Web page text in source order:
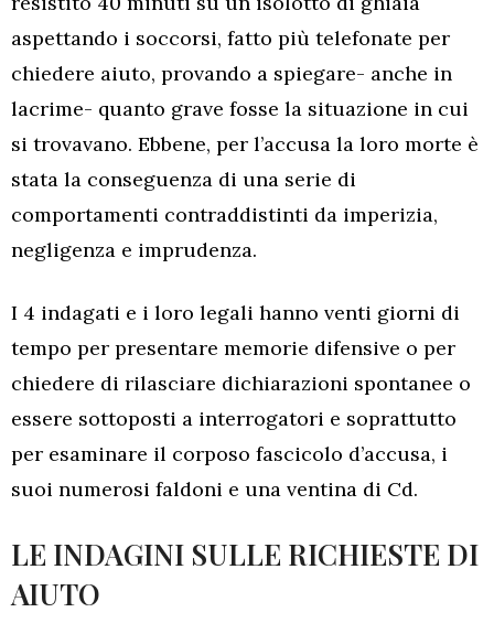
aspettando i soccorsi, fatto più telefonate per
chiedere aiuto, provando a spiegare- anche in
lacrime- quanto grave fosse la situazione in cui
si trovavano. Ebbene, per l’accusa la loro morte è
stata la conseguenza di una serie di
comportamenti contraddistinti da imperizia,
negligenza e imprudenza.
I 4 indagati e i loro legali hanno venti giorni di
tempo per presentare memorie difensive o per
chiedere di rilasciare dichiarazioni spontanee o
essere sottoposti a interrogatori e soprattutto
per esaminare il corposo fascicolo d’accusa, i
suoi numerosi faldoni e una ventina di Cd.
LE INDAGINI SULLE RICHIESTE DI
AIUTO